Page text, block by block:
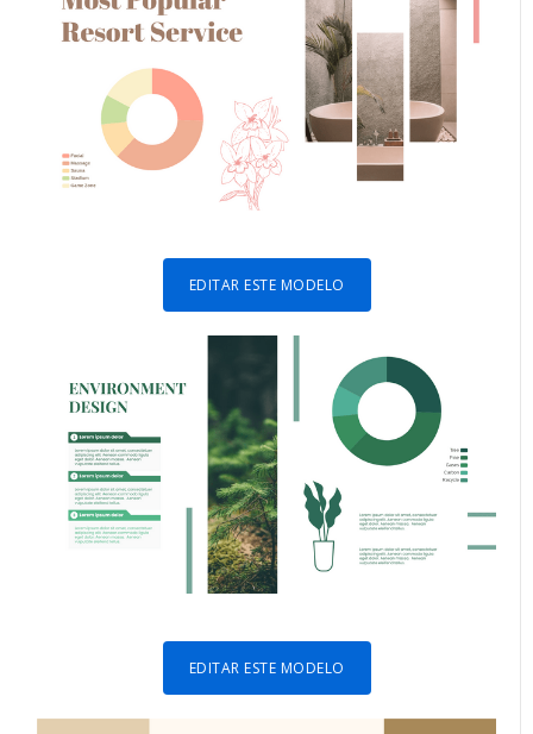
EDITAR ESTE MODELO
EDITAR ESTE MODELO